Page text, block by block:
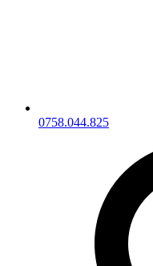
0758.044.825